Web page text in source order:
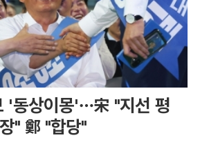
'동상이몽'…宋 "지선 평
" 鄭 "합당"